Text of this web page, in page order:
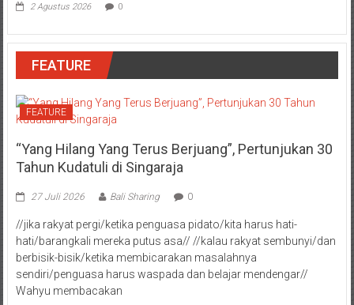
2 Agustus 2026 0
FEATURE
FEATURE
“Yang Hilang Yang Terus Berjuang”, Pertunjukan 30
Tahun Kudatuli di Singaraja
27 Juli 2026 Bali Sharing 0
//jika rakyat pergi/ketika penguasa pidato/kita harus hati-
hati/barangkali mereka putus asa// //kalau rakyat sembunyi/dan
berbisik-bisik/ketika membicarakan masalahnya
sendiri/penguasa harus waspada dan belajar mendengar//
Wahyu membacakan